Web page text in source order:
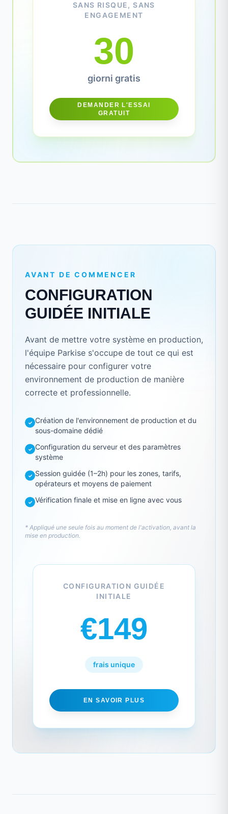
SANS RISQUE, SANS
ENGAGEMENT
30
giorni gratis
DEMANDER L'ESSAI
GRATUIT
AVANT DE COMMENCER
CONFIGURATION
GUIDÉE INITIALE
Avant de mettre votre système en production,
l'équipe Parkise s'occupe de tout ce qui est
nécessaire pour configurer votre
environnement de production de manière
correcte et professionnelle.
✓ Création de l'environnement de production et du
sous-domaine dédié
✓ Configuration du serveur et des paramètres
système
✓ Session guidée (1–2h) pour les zones, tarifs,
opérateurs et moyens de paiement
✓ Vérification finale et mise en ligne avec vous
* Appliqué une seule fois au moment de l'activation, avant la
mise en production.
CONFIGURATION GUIDÉE
INITIALE
€149
frais unique
EN SAVOIR PLUS